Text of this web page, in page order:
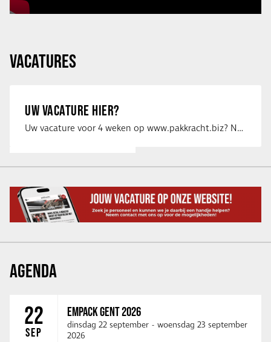
VACATURES
UW VACATURE HIER?
Uw vacature voor 4 weken op www.pakkracht.biz? Neem dan contact op met Yannick van …
AGENDA
22
SEP
EMPACK GENT 2026
dinsdag 22 september - woensdag 23 september
2026